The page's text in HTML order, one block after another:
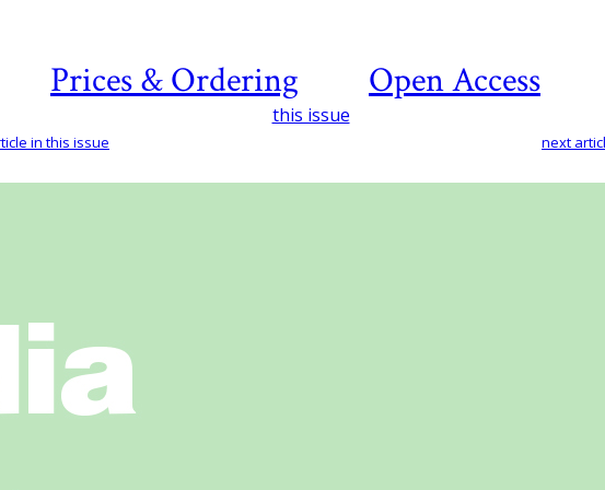
Prices & Ordering Open Access
this issue
in this issue next